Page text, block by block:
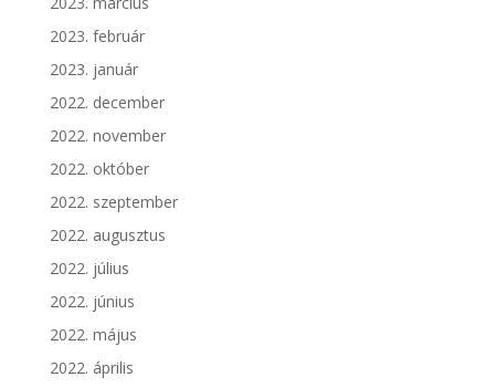
2023. február
2023. január
2022. december
2022. november
2022. október
2022. szeptember
2022. augusztus
2022. július
2022. június
2022. május
2022. április